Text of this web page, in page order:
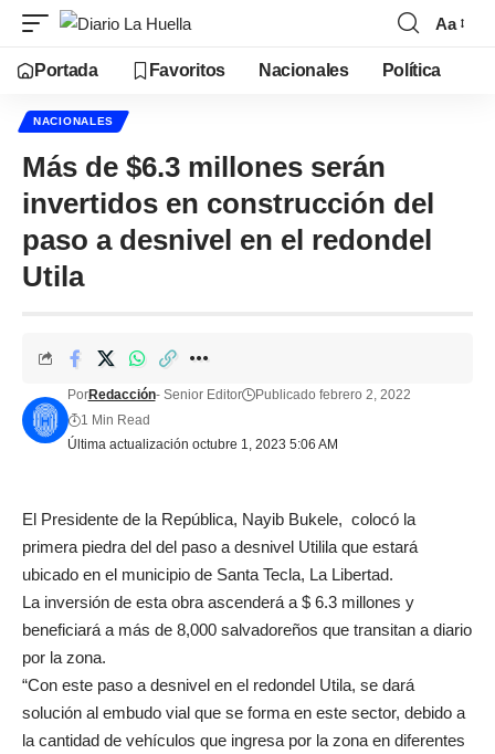
Aa
Portada Favoritos Nacionales Política
NACIONALES
Más de $6.3 millones serán
invertidos en construcción del
paso a desnivel en el redondel
Utila
Última actualización octubre 1, 2023 5:06 AM
PorRedacción- Senior Editor
Publicado febrero 2, 2022
1 Min Read
El Presidente de la República, Nayib Bukele, colocó la
primera piedra del del paso a desnivel Utilila que estará
ubicado en el municipio de Santa Tecla, La Libertad.
La inversión de esta obra ascenderá a $ 6.3 millones y
beneficiará a más de 8,000 salvadoreños que transitan a diario
por la zona.
“Con este paso a desnivel en el redondel Utila, se dará
solución al embudo vial que se forma en este sector, debido a
la cantidad de vehículos que ingresa por la zona en diferentes